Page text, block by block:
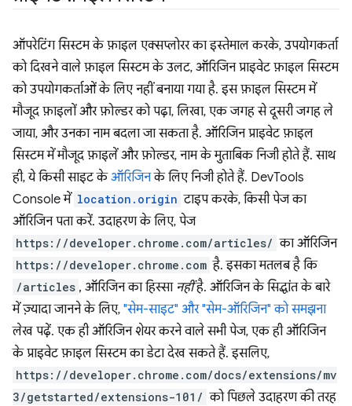
ऑपरेटिंग सिस्टम के फ़ाइल एक्सप्लोरर का इस्तेमाल करके, उपयोगकर्ता
को दिखने वाले फ़ाइल सिस्टम के उलट, ऑरिजिन प्राइवेट फ़ाइल सिस्टम
को उपयोगकर्ताओं के लिए नहीं बनाया गया है. इस फ़ाइल सिस्टम में
मौजूद फ़ाइलों और फ़ोल्डर को पढ़ा, लिखा, एक जगह से दूसरी जगह ले
जाया, और उनका नाम बदला जा सकता है. ऑरिजिन प्राइवेट फ़ाइल
सिस्टम में मौजूद फ़ाइलें और फ़ोल्डर, नाम के मुताबिक निजी होते हैं. साथ
ही, ये किसी साइट केऑरिजिनके लिए निजी होते हैं. DevTools
Console में location.origin टाइप करके, किसी पेज का
ऑरिजिन पता करें. उदाहरण के लिए, पेज
https://developer.chrome.com/articles/ का ऑरिजिन
https://developer.chrome.com है. इसका मतलब है कि
/articles , ऑरिजिन का हिस्सा नहींहै. ऑरिजिन के सिद्धांत के बारे
में ज़्यादा जानने के लिए, "सेम-साइट" और "सेम-ऑरिजिन" को समझना
लेख पढ़ें. एक ही ऑरिजिन शेयर करने वाले सभी पेज, एक ही ऑरिजिन
के प्राइवेट फ़ाइल सिस्टम का डेटा देख सकते हैं. इसलिए,
https://developer.chrome.com/docs/extensions/mv
3/getstarted/extensions-101/ को पिछले उदाहरण की तरह